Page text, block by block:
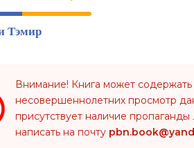
Тэмир
Внимание! Книга может
несовершеннолетних просмотр
присутствует наличие
написать на почту